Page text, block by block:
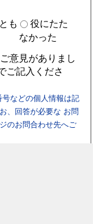
も
役にたた
なかった
意見がありまし
ご記入くださ
号などの個人情報は記
、回答が必要な お問
のお問合わせ先へご